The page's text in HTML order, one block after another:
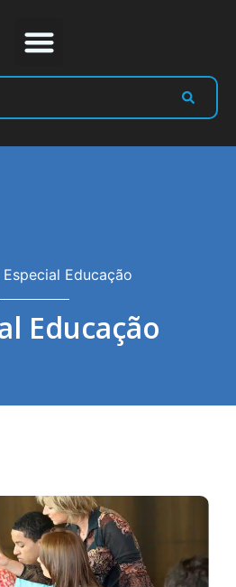
Especial Educação
Educação